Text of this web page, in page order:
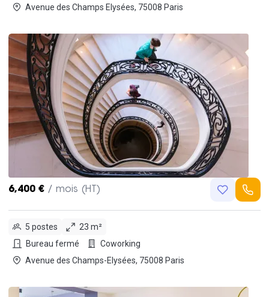
Avenue des Champs Elysées, 75008 Paris
6,400 € / mois (HT)
5 postes
23 m²
Bureau fermé
Coworking
Avenue des Champs-Elysées, 75008 Paris